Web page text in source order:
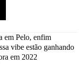
em Pelo, enfim
vibe estão ganhando
em 2022